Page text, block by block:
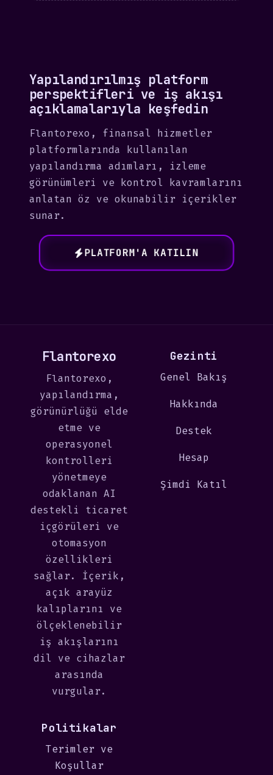
Yapılandırılmış platform
perspektifleri ve iş akışı
açıklamalarıyla keşfedin
Flantorexo, finansal hizmetler
platformlarında kullanılan
yapılandırma adımları, izleme
görünümleri ve kontrol kavramlarını
anlatan öz ve okunabilir içerikler
sunar.
PLATFORM'A KATILIN
Flantorexo
Flantorexo,
yapılandırma,
görünürlüğü elde
etme ve
operasyonel
kontrolleri
yönetmeye
odaklanan AI
destekli ticaret
içgörüleri ve
otomasyon
özellikleri
sağlar. İçerik,
açık arayüz
kalıplarını ve
ölçeklenebilir
iş akışlarını
dil ve cihazlar
arasında
vurgular.
Gezinti
Genel Bakış
Hakkında
Destek
Hesap
Şimdi Katıl
Politikalar
Terimler ve
Koşullar